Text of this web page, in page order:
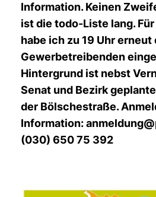
Information. Keinen
ist die todo-Liste lang. Für
habe ich zu 19 Uhr erneut
Gewerbetreibenden
Hintergrund ist nebst
Senat und Bezirk
der Bölschestraße.
Information:
(030) 650 75 392